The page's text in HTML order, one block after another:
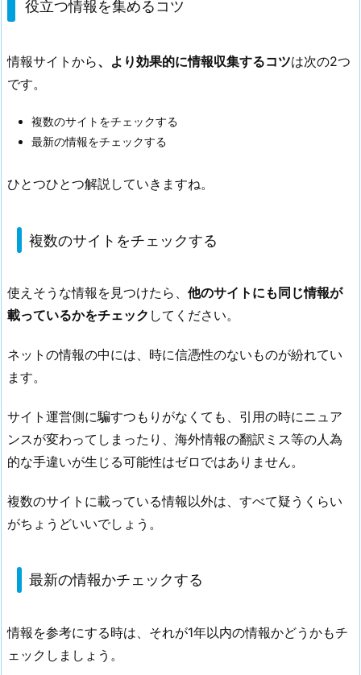
役立つ情報を集めるコツ
情報サイトから、より効果的に情報収集するコツは次の2つ
です。
複数のサイトをチェックする
最新の情報をチェックする
ひとつひとつ解説していきますね。
複数のサイトをチェックする
使えそうな情報を見つけたら、 他のサイトにも同じ情報が
載っているかをチェック してください。
ネットの情報の中には、時に信憑性のないものが紛れてい
ます。
サイト運営側に騙すつもりがなくても、引用の時にニュア
ンスが変わってしまったり、海外情報の翻訳ミス等の人為
的な手違いが生じる可能性はゼロではありません。
複数のサイトに載っている情報以外は、すべて疑うくらい
がちょうどいいでしょう。
最新の情報かチェックする
情報を参考にする時は、それが1年以内の情報かどうかもチ
ェックしましょう。